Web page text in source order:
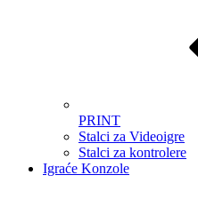
PRINT
Stalci za Videoigre
Stalci za kontrolere
Igraće Konzole